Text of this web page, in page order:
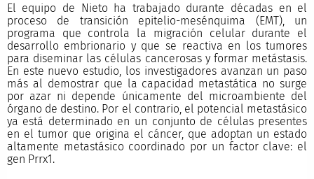
El equipo de Nieto ha trabajado durante décadas en el
proceso de transición epitelio-mesénquima (EMT), un
programa que controla la migración celular durante el
desarrollo embrionario y que se reactiva en los tumores
para diseminar las células cancerosas y formar metástasis.
En este nuevo estudio, los investigadores avanzan un paso
más al demostrar que la capacidad metastática no surge
por azar ni depende únicamente del microambiente del
órgano de destino. Por el contrario, el potencial metastásico
ya está determinado en un conjunto de células presentes
en el tumor que origina el cáncer, que adoptan un estado
altamente metastásico coordinado por un factor clave: el
gen Prrx1.